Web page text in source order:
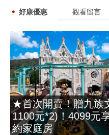
好康優惠 觀看留言
★首次開賣！贈九族
1100元*2)！4099元
約家庭房